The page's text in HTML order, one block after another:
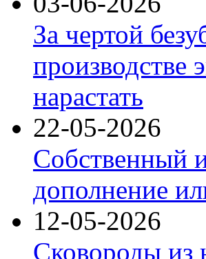
За чертой
производстве
нарастать
22-05-2026
Собственный
дополнение
12-05-2026
Сковороды из